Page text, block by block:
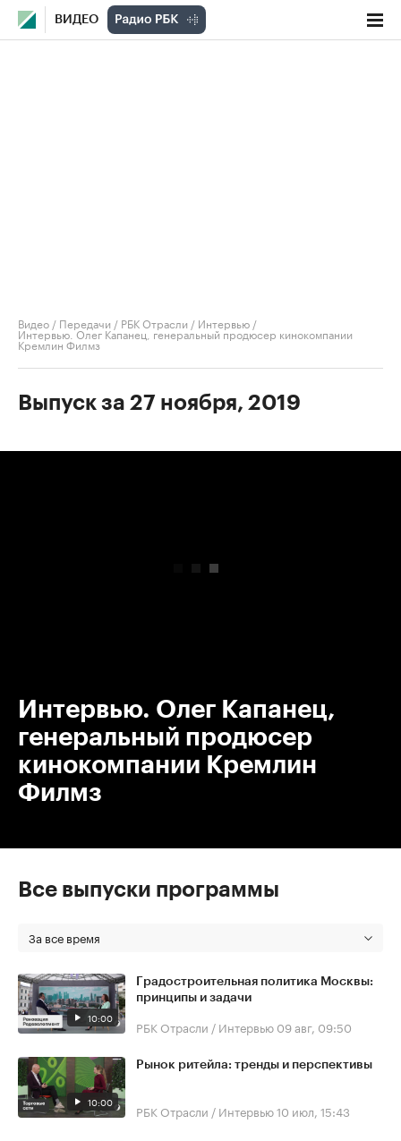
ВИДЕО
Видео / Передачи / РБК Отрасли / Интервью /
Интервью. Олег Капанец, генеральный продюсер кинокомпании
Кремлин Филмз
Выпуск за 27 ноября, 2019
Интервью. Олег Капанец,
генеральный продюсер
кинокомпании Кремлин
Филмз
Все выпуски программы
За все время
10:00
Градостроительная политика Москвы:
принципы и задачи
РБК Отрасли / Интервью 09 авг, 09:50
10:00
Рынок ритейла: тренды и перспективы
РБК Отрасли / Интервью10 июл, 15:43